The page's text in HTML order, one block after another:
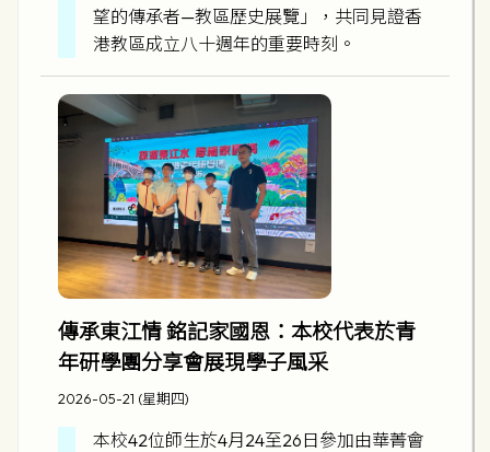
望的傳承者—教區歷史展覽」，共同見證香
港教區成立八十週年的重要時刻。
傳承東江情 銘記家國恩：本校代表於青
年研學團分享會展現學子風采
2026-05-21 (星期四)
本校42位師生於4月24至26日參加由華菁會